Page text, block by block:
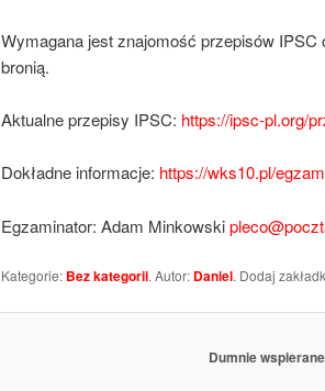
Wymagana jest znajomość przepisów
bronią.
Aktualne przepisy IPSC: https://ipsc-pl.org/
Dokładne informacje: https://wks10.pl/
Egzaminator: Adam Minkowski
Kategorie: Bez kategorii. Autor: Daniel. Dodaj
Dumnie